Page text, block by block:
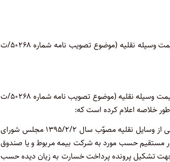
موضوع شکایت و خواسته: ابطال تبصره ماده ۶ دستورالعمل نحوه محاسبه خسارت کسر قیمت وسیله نقلیه (موضوع تصویب نامه شماره ۵۰۲۶۸/ت
شاکی به موجب دادخواستی ابطال تبصره ماده ۶ دستورالعمل نحوه محاسبه خسارت کسر قیمت وسیله نقلیه (موضوع تصویب نامه شماره ۵۰۲۶۸/ت
” ۱- وفق ماده (۳۰) قانون بیمه اجباری خسارت وارد شده به شخص ثالث در اثر حوادث ناشی از وسایل نقلیه مصوّب سال ۱۳۹۵/۲/۲ مجلس شورای
مستقیم حسب مورد به شرکت بیمه مربوط و یا صندوق
جهت تشکیل پرونده پرداخت خسارت به زیان دیده حسب